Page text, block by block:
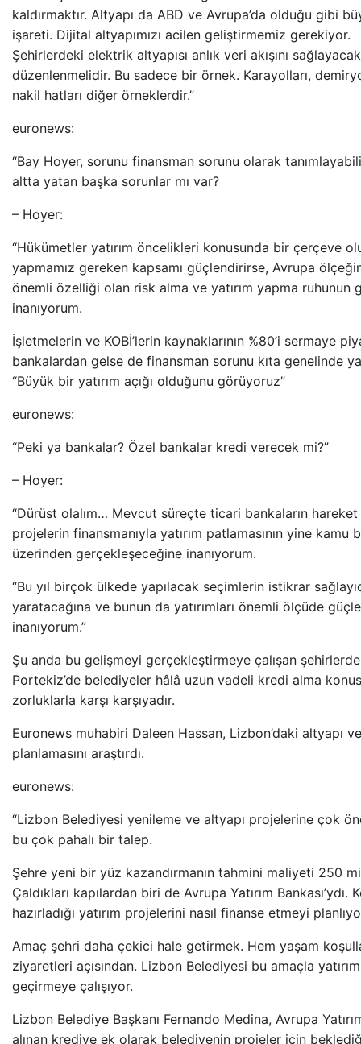
kaldırmaktır. Altyapı da ABD ve Avrupa’da olduğu gibi
işareti. Dijital altyapımızı acilen geliştirmemiz gerekiyor.
Şehirlerdeki elektrik altyapısı anlık veri akışını
düzenlenmelidir. Bu sadece bir örnek. Karayolları,
nakil hatları diğer örneklerdir.”
euronews:
“Bay Hoyer, sorunu finansman sorunu olarak
altta yatan başka sorunlar mı var?
– Hoyer:
“Hükümetler yatırım öncelikleri konusunda bir çerçeve
yapmamız gereken kapsamı güçlendirirse, Avrupa
önemli özelliği olan risk alma ve yatırım yapma ruhunun
inanıyorum.
İşletmelerin ve KOBİ’lerin kaynaklarının %80’i sermaye
bankalardan gelse de finansman sorunu kıta genelinde
“Büyük bir yatırım açığı olduğunu görüyoruz”
euronews:
“Peki ya bankalar? Özel bankalar kredi verecek mi?”
– Hoyer:
“Dürüst olalım… Mevcut süreçte ticari bankaların hareket
projelerin finansmanıyla yatırım patlamasının yine kamu
üzerinden gerçekleşeceğine inanıyorum.
“Bu yıl birçok ülkede yapılacak seçimlerin istikrar
yaratacağına ve bunun da yatırımları önemli ölçüde
inanıyorum.”
Şu anda bu gelişmeyi gerçekleştirmeye çalışan
Portekiz’de belediyeler hâlâ uzun vadeli kredi alma
zorluklarla karşı karşıyadır.
Euronews muhabiri Daleen Hassan, Lizbon’daki altyapı
planlamasını araştırdı.
euronews:
“Lizbon Belediyesi yenileme ve altyapı projelerine çok
bu çok pahalı bir talep.
Şehre yeni bir yüz kazandırmanın tahmini maliyeti 250
Çaldıkları kapılardan biri de Avrupa Yatırım Bankası’ydı.
hazırladığı yatırım projelerini nasıl finanse etmeyi
Amaç şehri daha çekici hale getirmek. Hem yaşam
ziyaretleri açısından. Lizbon Belediyesi bu amaçla
geçirmeye çalışıyor.
Lizbon Belediye Başkanı Fernando Medina, Avrupa
alınan krediye ek olarak belediyenin projeler için